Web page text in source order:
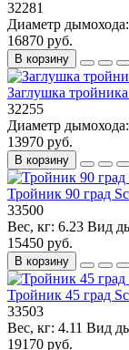
32281
Диаметр дымохода:
16870 руб.
В корзину
Заглушка
32255
Диаметр дымохода:
13970 руб.
В корзину
Тройник 90 град
33500
Вес, кг: 6.23 Вид
15450 руб.
В корзину
Тройник 45 град
33503
Вес, кг: 4.11 Вид
19170 руб.